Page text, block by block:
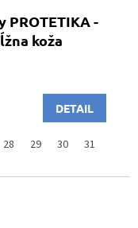
-
koža
DETAIL
28 29 30 31